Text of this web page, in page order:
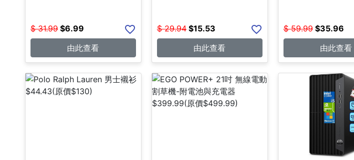
$ 31.99 $6.99
由此查看
$ 29.94 $15.53
由此查看
$ 59.99 $35.96
由此查看